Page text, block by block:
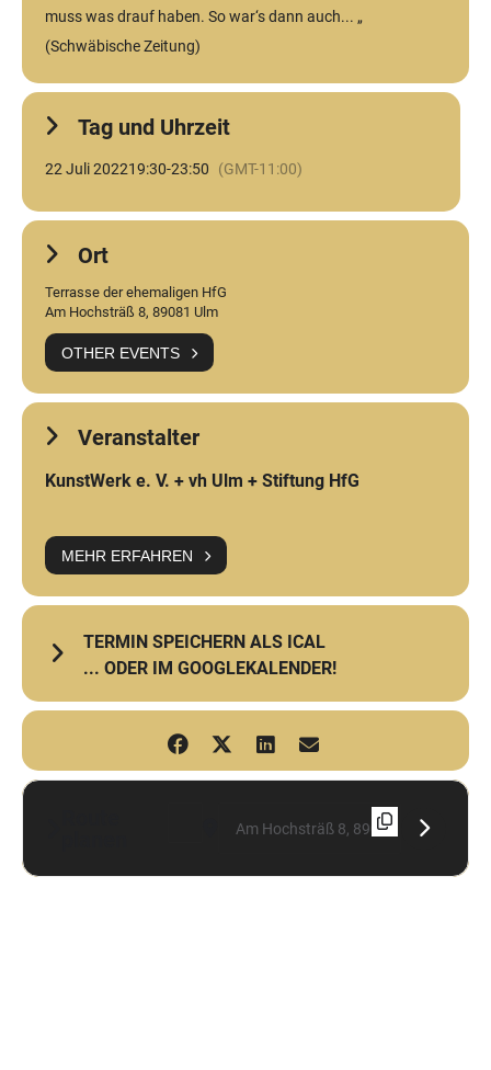
muss was drauf haben. So war‘s dann auch... „
(Schwäbische Zeitung)
Tag und Uhrzeit
22 Juli 202219:30-23:50 (GMT-11:00)
Ort
Terrasse der ehemaligen HfG
Am Hochsträß 8, 89081 Ulm
OTHER EVENTS
Veranstalter
KunstWerk e. V. + vh Ulm + Stiftung HfG
MEHR ERFAHREN
TERMIN SPEICHERN ALS ICAL
... ODER IM GOOGLEKALENDER!
Address - HfG-Sommerkonzert: Deep ´n´ High
Destination Address - HfG-